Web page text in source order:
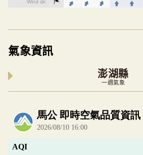
氣象資訊
澎湖縣
一週氣象
內嵌空氣品質小工具為視覺